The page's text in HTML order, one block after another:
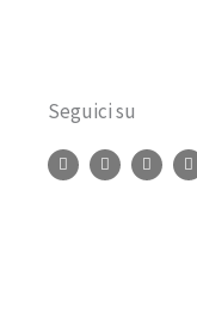
Seguici su
F
a
c
I
n
s
Y
o
u
T
i
k